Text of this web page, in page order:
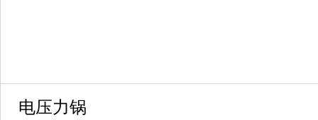
电压力锅